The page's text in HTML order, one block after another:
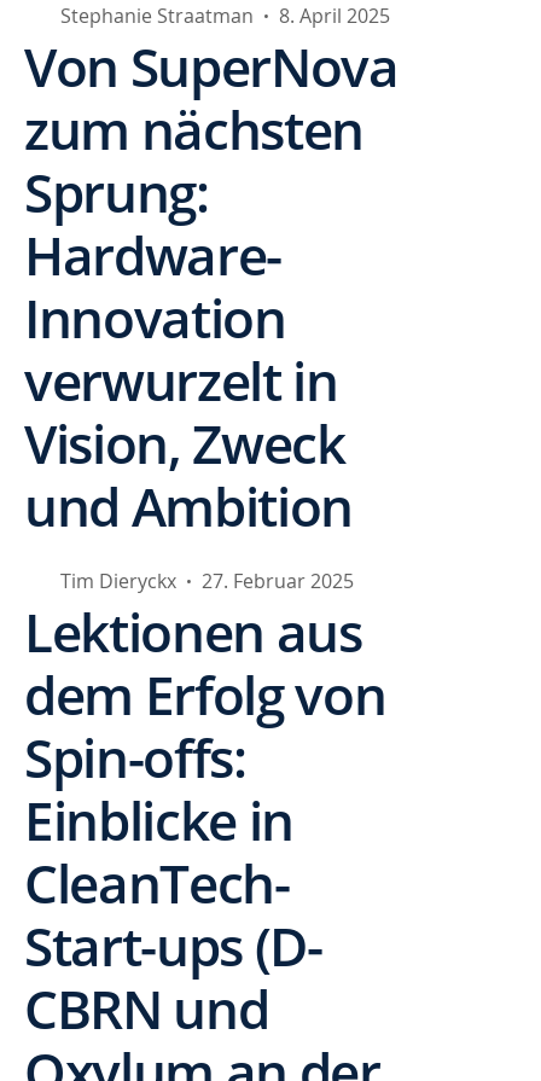
Von SuperNova
zum nächsten
Sprung:
Hardware-
Innovation
verwurzelt in
Vision, Zweck
und Ambition
8. April 2025
Stephanie Straatman •
Lektionen aus
dem Erfolg von
Spin-offs:
Einblicke in
CleanTech-
Start-ups (D-
CBRN und
27. Februar 2025
Tim Dieryckx •